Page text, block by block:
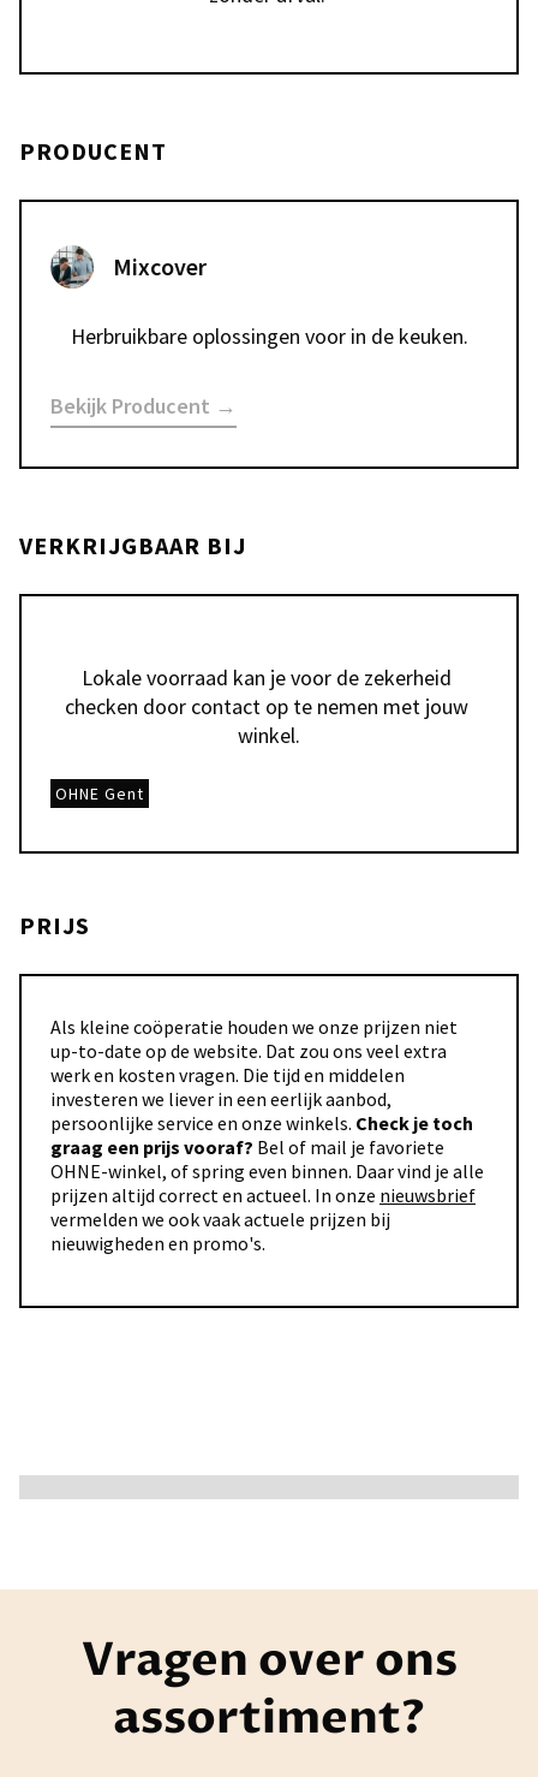
PRODUCENT
Mixcover
Herbruikbare oplossingen voor in de keuken.
Bekijk Producent →
VERKRIJGBAAR BIJ
Lokale voorraad kan je voor de zekerheid
checken door contact op te nemen met jouw
winkel.
OHNE Gent
PRIJS
Als kleine coöperatie houden we onze prijzen niet
up-to-date op de website. Dat zou ons veel extra
werk en kosten vragen. Die tijd en middelen
investeren we liever in een eerlijk aanbod,
persoonlijke service en onze winkels. Check je toch
graag een prijs vooraf? Bel of mail je favoriete
OHNE-winkel, of spring even binnen. Daar vind je alle
prijzen altijd correct en actueel. In onze nieuwsbrief
vermelden we ook vaak actuele prijzen bij
nieuwigheden en promo's.
Vragen over ons
assortiment?